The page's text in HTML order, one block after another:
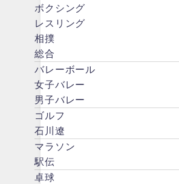
ボクシング
レスリング
相撲
総合
バレーボール
女子バレー
男子バレー
ゴルフ
石川遼
マラソン
駅伝
卓球